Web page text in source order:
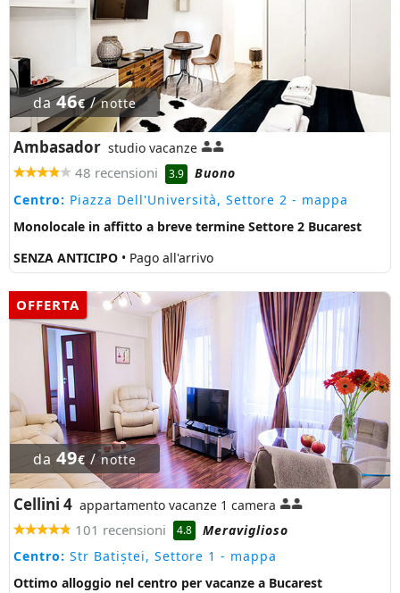
da46€/notte
Ambasador studio vacanze
48 recensioni 3.9
Buono
Centro: Piazza Dell'Università, Settore 2 - mappa
Monolocale in affitto a breve termine Settore 2 Bucarest
SENZA ANTICIPO • Pago all'arrivo
OFFERTA
da 49€/notte
Cellini 4 appartamento vacanze 1 camera
101 recensioni 4.8
Meraviglioso
Centro: Str Batiștei, Settore 1 - mappa
Ottimo alloggio nel centro per vacanze a Bucarest